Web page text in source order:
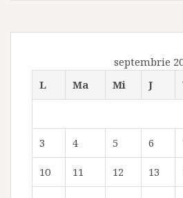
septembrie
L
Ma Mi J
3 4 5 6
10 11 12 13